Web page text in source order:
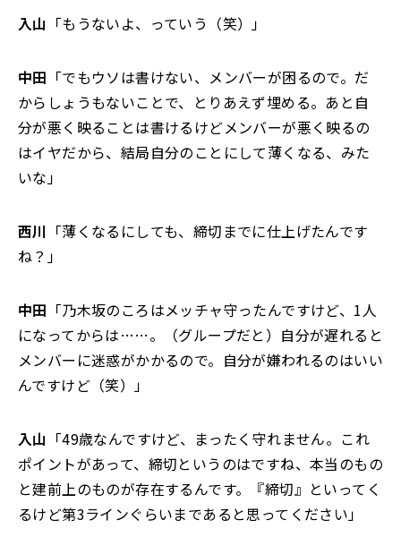
入山 「もうないよ、っていう（笑）」
中田 「でもウソは書けない、メンバーが困るので。だ
からしょうもないことで、とりあえず埋める。あと自
分が悪く映ることは書けるけどメンバーが悪く映るの
はイヤだから、結局自分のことにして薄くなる、みた
いな」
西川 「薄くなるにしても、締切までに仕上げたんです
ね？」
中田 「乃木坂のころはメッチャ守ったんですけど、1人
になってからは……。（グループだと）自分が遅れると
メンバーに迷惑がかかるので。自分が嫌われるのはいい
んですけど（笑）」
入山 「49歳なんですけど、まったく守れません。これ
ポイントがあって、締切というのはですね、本当のもの
と建前上のものが存在するんです。『締切』といってく
るけど第3ラインぐらいまであると思ってください」